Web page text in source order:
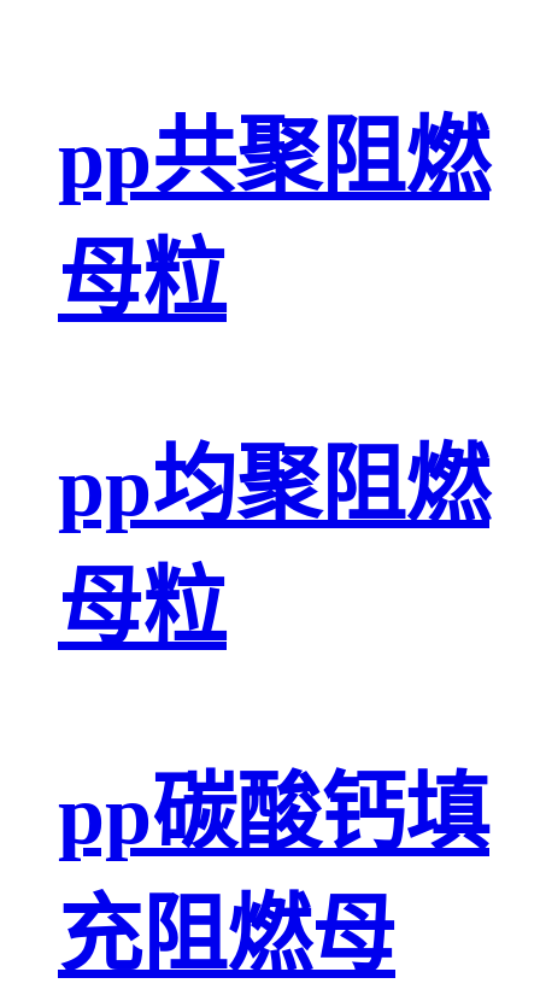
pp共聚阻燃
母粒
pp均聚阻燃
母粒
pp碳酸钙填
充阻燃母